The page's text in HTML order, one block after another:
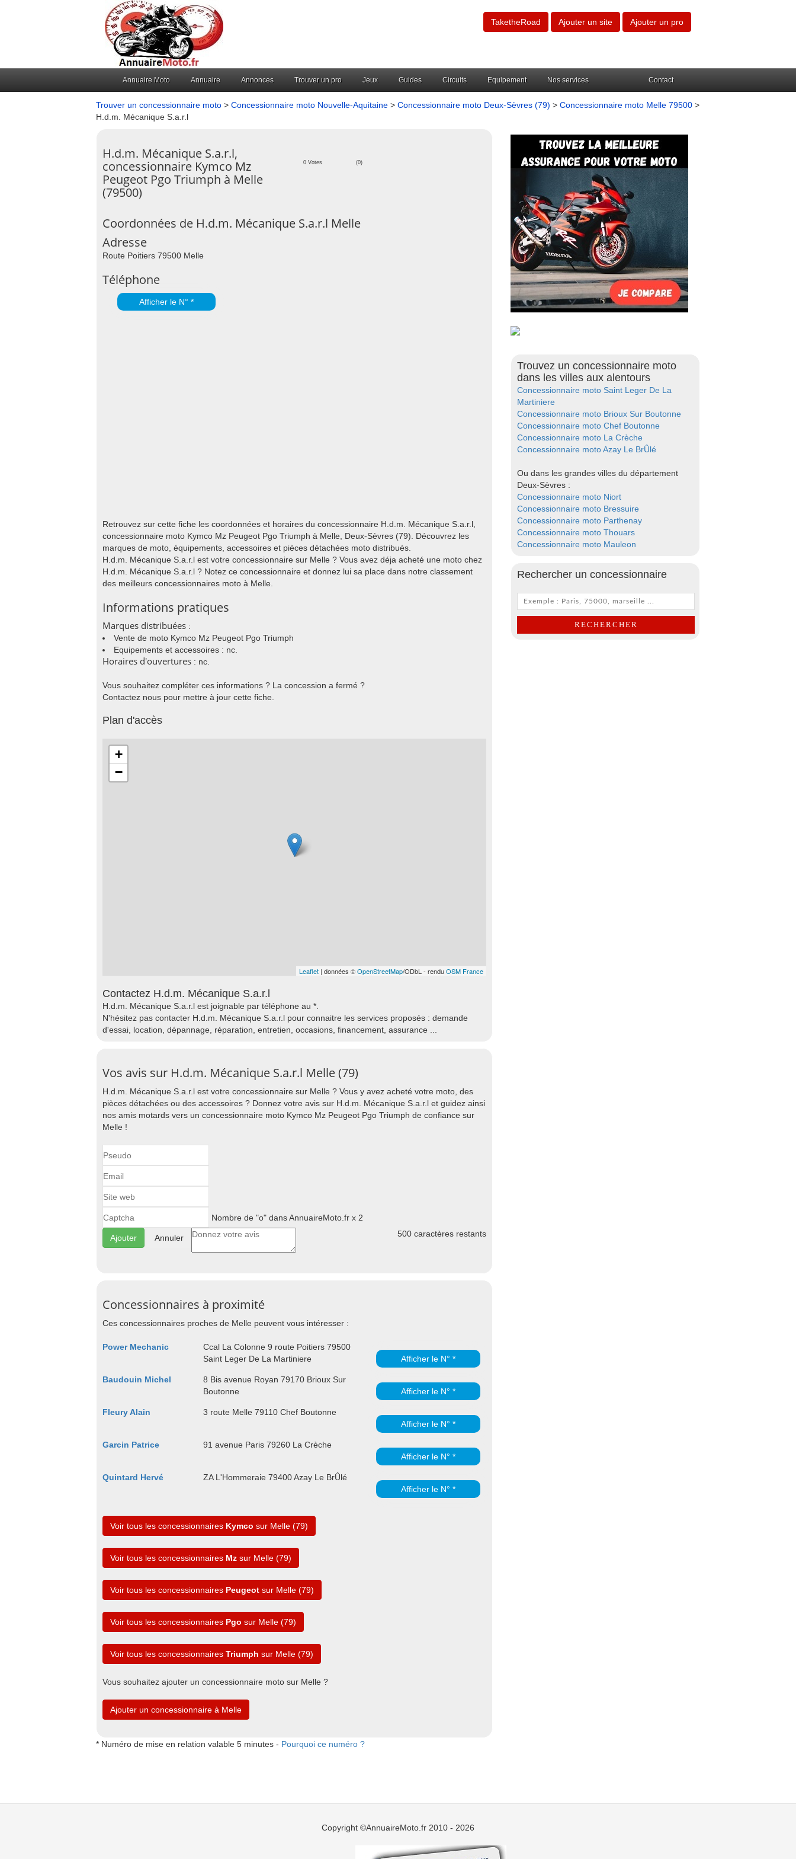
TaketheRoad Ajouter un site Ajouter un pro
Annuaire Moto Annuaire Annonces Trouver un pro Jeux Guides Circuits Equipement Nos services Contact
Trouver un concessionnaire moto > Concessionnaire moto Nouvelle-Aquitaine > Concessionnaire moto Deux-Sèvres (79) > Concessionnaire moto Melle 79500 >
H.d.m. Mécanique S.a.r.l
H.d.m. Mécanique S.a.r.l,
concessionnaire Kymco Mz
Peugeot Pgo Triumph à Melle
(79500)
0 Votes (0)
Coordonnées de H.d.m. Mécanique S.a.r.l Melle
Adresse
Route Poitiers 79500 Melle
Téléphone
Afficher le N° *
Retrouvez sur cette fiche les coordonnées et horaires du concessionnaire H.d.m. Mécanique S.a.r.l,
concessionnaire moto Kymco Mz Peugeot Pgo Triumph à Melle, Deux-Sèvres (79). Découvrez les
marques de moto, équipements, accessoires et pièces détachées moto distribués.
H.d.m. Mécanique S.a.r.l est votre concessionnaire sur Melle ? Vous avez déja acheté une moto chez
H.d.m. Mécanique S.a.r.l ? Notez ce concessionnaire et donnez lui sa place dans notre classement
des meilleurs concessionnaires moto à Melle.
Informations pratiques
Marques distribuées :
Vente de moto Kymco Mz Peugeot Pgo Triumph
Equipements et accessoires : nc.
Horaires d'ouvertures : nc.
Vous souhaitez compléter ces informations ? La concession a fermé ?
Contactez nous pour mettre à jour cette fiche.
Plan d'accès
+
−
Leaflet | données ©OpenStreetMap/ODbL - renduOSM France
Contactez H.d.m. Mécanique S.a.r.l
H.d.m. Mécanique S.a.r.l est joignable par téléphone au *.
N'hésitez pas contacter H.d.m. Mécanique S.a.r.l pour connaitre les services proposés : demande
d'essai, location, dépannage, réparation, entretien, occasions, financement, assurance ...
Vos avis sur H.d.m. Mécanique S.a.r.l Melle (79)
H.d.m. Mécanique S.a.r.l est votre concessionnaire sur Melle ? Vous y avez acheté votre moto, des
pièces détachées ou des accessoires ? Donnez votre avis sur H.d.m. Mécanique S.a.r.l et guidez ainsi
nos amis motards vers un concessionnaire moto Kymco Mz Peugeot Pgo Triumph de confiance sur
Melle !
Nombre de "o" dans AnnuaireMoto.fr x 2
Annuler 500 caractères restants
Concessionnaires à proximité
Ces concessionnaires proches de Melle peuvent vous intéresser :
Power Mechanic
Ccal La Colonne 9 route Poitiers 79500
Saint Leger De La Martiniere
Afficher le N° *
Baudouin Michel
8 Bis avenue Royan 79170 Brioux Sur
Boutonne
Afficher le N° *
Fleury Alain
3 route Melle 79110 Chef Boutonne
Afficher le N° *
Garcin Patrice
91 avenue Paris 79260 La Crèche
Afficher le N° *
Quintard Hervé
ZA L'Hommeraie 79400 Azay Le BrÛlé
Afficher le N° *
Voir tous les concessionnaires Kymco sur Melle (79)
Voir tous les concessionnaires Mz sur Melle (79)
Voir tous les concessionnaires Peugeot sur Melle (79)
Voir tous les concessionnaires Pgo sur Melle (79)
Voir tous les concessionnaires Triumph sur Melle (79)
Vous souhaitez ajouter un concessionnaire moto sur Melle ?
Ajouter un concessionnaire à Melle
* Numéro de mise en relation valable 5 minutes - Pourquoi ce numéro ?
Trouvez un concessionnaire moto
dans les villes aux alentours
Concessionnaire moto Saint Leger De La
Martiniere
Concessionnaire moto Brioux Sur Boutonne
Concessionnaire moto Chef Boutonne
Concessionnaire moto La Crèche
Concessionnaire moto Azay Le BrÛlé
Ou dans les grandes villes du département
Deux-Sèvres :
Concessionnaire moto Niort
Concessionnaire moto Bressuire
Concessionnaire moto Parthenay
Concessionnaire moto Thouars
Concessionnaire moto Mauleon
Rechercher un concessionnaire
Copyright ©AnnuaireMoto.fr 2010 - 2026